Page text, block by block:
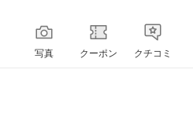
写真 クーポン クチコミ